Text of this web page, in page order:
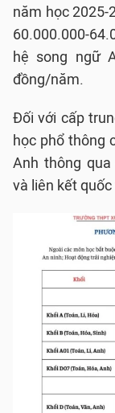
năm học 2025-
60.000.000-
hệ song ngữ
đồng/năm.
Đối với cấp
học phổ thông
Anh thông
và liên kết quốc